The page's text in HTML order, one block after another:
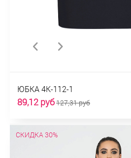
ЮБКА 4К-112-1
89,12 руб127,31 руб
СКИДКА 30%